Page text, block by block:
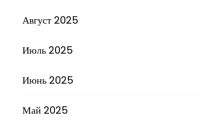
Август 2025
Июль 2025
Июнь 2025
Май 2025